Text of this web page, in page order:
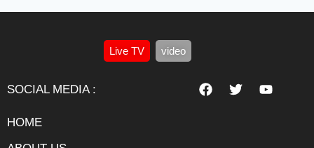
Live TV video
SOCIAL MEDIA :
HOME